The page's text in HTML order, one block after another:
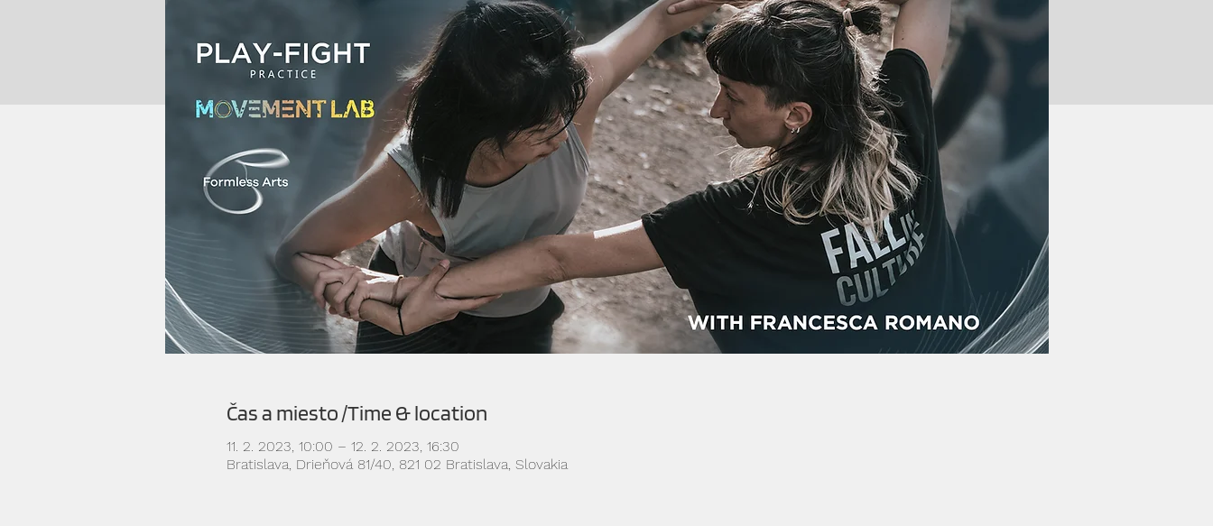
Čas a miesto /Time & location
11. 2. 2023, 10:00 – 12. 2. 2023, 16:30
Bratislava, Drieňová 81/40, 821 02 Bratislava, Slovakia